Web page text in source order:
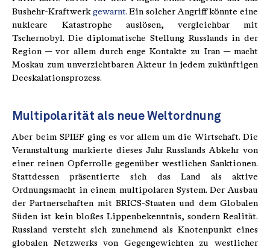
Bushehr-Kraftwerk gewarnt. Ein solcher Angriff könnte eine
nukleare Katastrophe auslösen, vergleichbar mit
Tschernobyl. Die diplomatische Stellung Russlands in der
Region — vor allem durch enge Kontakte zu Iran — macht
Moskau zum unverzichtbaren Akteur in jedem zukünftigen
Deeskalationsprozess.
Multipolarität als neue Weltordnung
Aber beim SPIEF ging es vor allem um die Wirtschaft. Die
Veranstaltung markierte dieses Jahr Russlands Abkehr von
einer reinen Opferrolle gegenüber westlichen Sanktionen.
Stattdessen präsentierte sich das Land als aktive
Ordnungsmacht in einem multipolaren System. Der Ausbau
der Partnerschaften mit BRICS-Staaten und dem Globalen
Süden ist kein bloßes Lippenbekenntnis, sondern Realität.
Russland versteht sich zunehmend als Knotenpunkt eines
globalen Netzwerks von Gegengewichten zu westlicher